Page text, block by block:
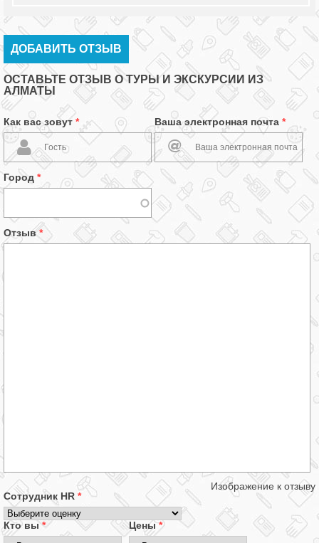
ДОБАВИТЬ ОТЗЫВ
ОСТАВЬТЕ ОТЗЫВ О ТУРЫ И ЭКСКУРСИИ ИЗ
АЛМАТЫ
Как вас зовут * Ваша электронная почта *
Город *
Отзыв*
Изображение к отзыву
Сотрудник HR *
Кто вы* Цены*